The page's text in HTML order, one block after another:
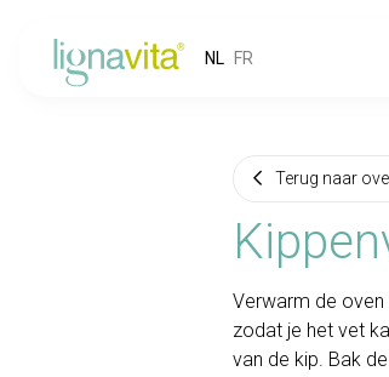
NL FR
Terug naar
Verwarm de
zodat je het vet
van de kip. Bak